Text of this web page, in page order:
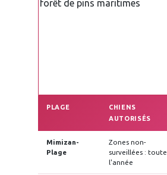
PLAGE
CHIENS
AUTORISÉS
Mimizan-
Plage
Zones non-
surveillées : toute
l'année